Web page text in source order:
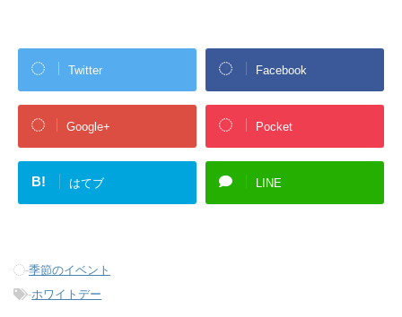
Twitter Facebook
Google+ Pocket
B! はてブ LINE
-季節のイベント
-ホワイトデー